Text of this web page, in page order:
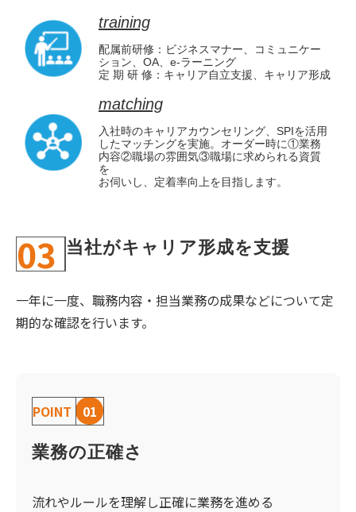
training
配属前研修：ビジネスマナー、コミュニケー
ション、OA、e-ラーニング
定 期 研 修：キャリア自立支援、キャリア形成
matching
入社時のキャリアカウンセリング、SPIを活用
したマッチングを実施。オーダー時に①業務
内容②職場の雰囲気③職場に求められる資質
を
お伺いし、定着率向上を目指します。
03 当社がキャリア形成を支援
一年に一度、職務内容・担当業務の成果などについて定
期的な確認を行います。
POINT 01
業務の正確さ
流れやルールを理解し正確に業務を進める